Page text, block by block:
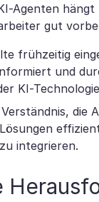
Agenten hängt
gut
frühzeitig
und
KI-
die
integrieren.